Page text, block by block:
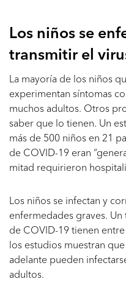
Los niños se
transmitir el
La mayoría de los niños
experimentan síntomas
muchos adultos. Otros
saber que lo tienen. Un
más de 500 niños en 21
de COVID-19 eran
mitad requirieron
Los niños se infectan y
enfermedades graves.
de COVID-19 tienen
los estudios muestran
adelante pueden
adultos.